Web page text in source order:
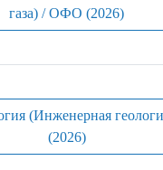
газа) / ОФО (2026)
(Инженерная
(2026)